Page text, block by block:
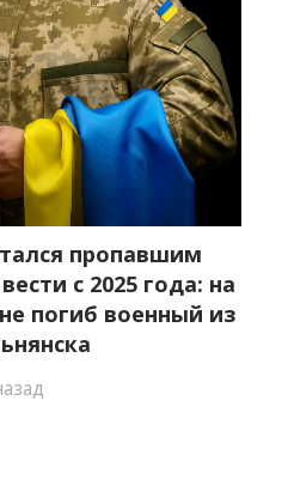
пропавшим
с 2025 года: на
погиб военный из